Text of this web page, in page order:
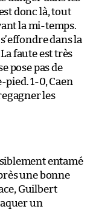
donc là, tout
la mi-temps.
dans la
faute est très
pose pas de
1-0, Caen
les
entamé
une bonne
Guilbert
un